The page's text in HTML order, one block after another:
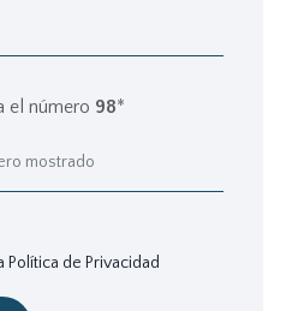
el número 98*
Política de Privacidad